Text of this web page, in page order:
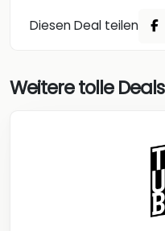
Diesen Deal teilen
Weitere tolle Deals